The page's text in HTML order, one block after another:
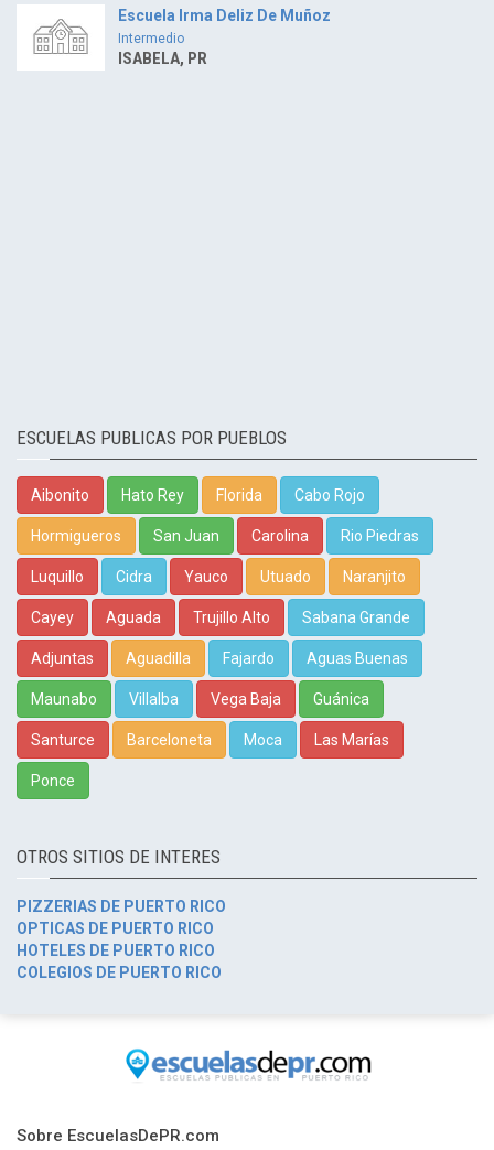
Escuela Irma Deliz De Muñoz
Intermedio
ISABELA, PR
ESCUELAS PUBLICAS POR PUEBLOS
Aibonito Hato Rey Florida Cabo Rojo
Hormigueros San Juan Carolina Rio Piedras
Luquillo Cidra Yauco Utuado Naranjito
Cayey Aguada Trujillo Alto Sabana Grande
Adjuntas Aguadilla Fajardo Aguas Buenas
Maunabo Villalba Vega Baja Guánica
Santurce Barceloneta Moca Las Marías
Ponce
OTROS SITIOS DE INTERES
PIZZERIAS DE PUERTO RICO
OPTICAS DE PUERTO RICO
HOTELES DE PUERTO RICO
COLEGIOS DE PUERTO RICO
Sobre EscuelasDePR.com